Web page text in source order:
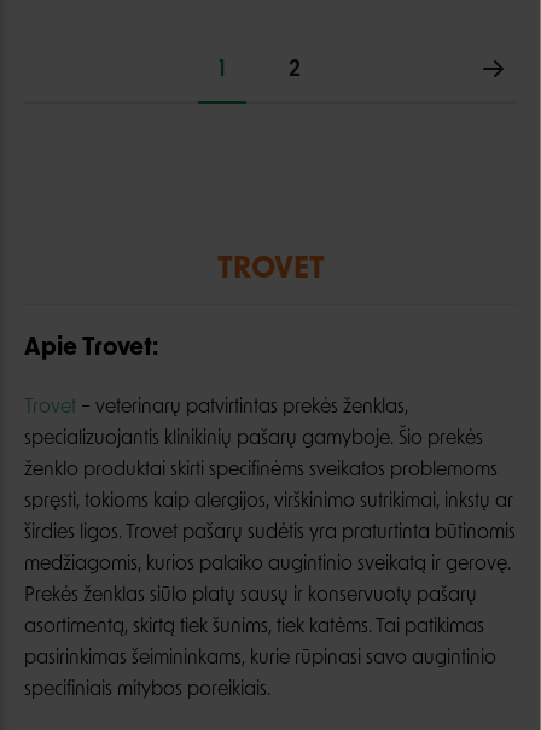
1 2
TROVET
Apie Trovet:
Trovet – veterinarų patvirtintas prekės ženklas,
specializuojantis klinikinių pašarų gamyboje. Šio prekės
ženklo produktai skirti specifinėms sveikatos problemoms
spręsti, tokioms kaip alergijos, virškinimo sutrikimai, inkstų ar
širdies ligos. Trovet pašarų sudėtis yra praturtinta būtinomis
medžiagomis, kurios palaiko augintinio sveikatą ir gerovę.
Prekės ženklas siūlo platų sausų ir konservuotų pašarų
asortimentą, skirtą tiek šunims, tiek katėms. Tai patikimas
pasirinkimas šeimininkams, kurie rūpinasi savo augintinio
specifiniais mitybos poreikiais.